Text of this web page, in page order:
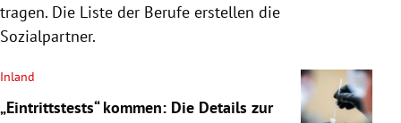
tragen. Die Liste der Berufe erstellen die
Sozialpartner.
Inland
„Eintrittstests“ kommen: Die Details zur